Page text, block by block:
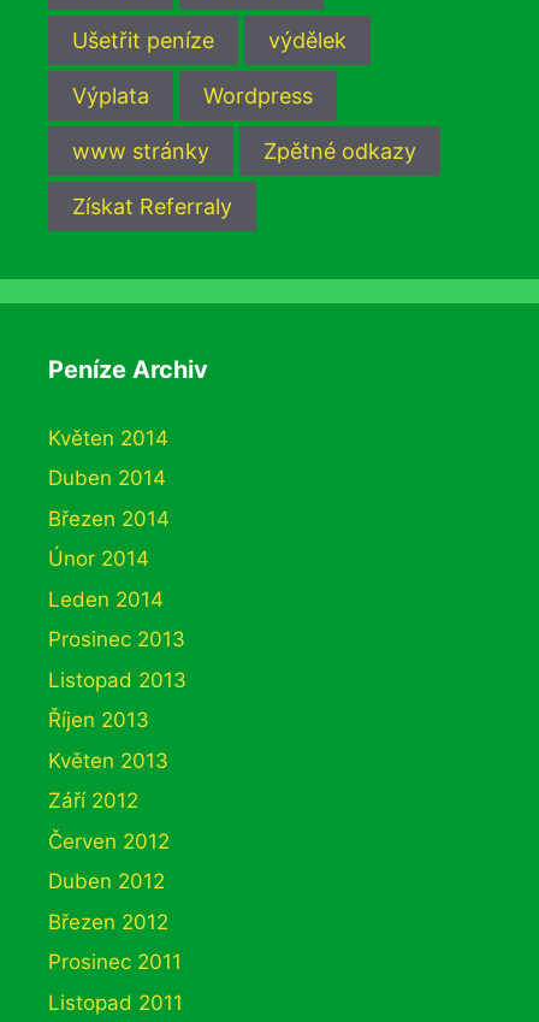
Ušetřit peníze výdělek
Výplata Wordpress
www stránky Zpětné odkazy
Získat Referraly
Peníze Archiv
Květen 2014
Duben 2014
Březen 2014
Únor 2014
Leden 2014
Prosinec 2013
Listopad 2013
Říjen 2013
Květen 2013
Září 2012
Červen 2012
Duben 2012
Březen 2012
Prosinec 2011
Listopad 2011